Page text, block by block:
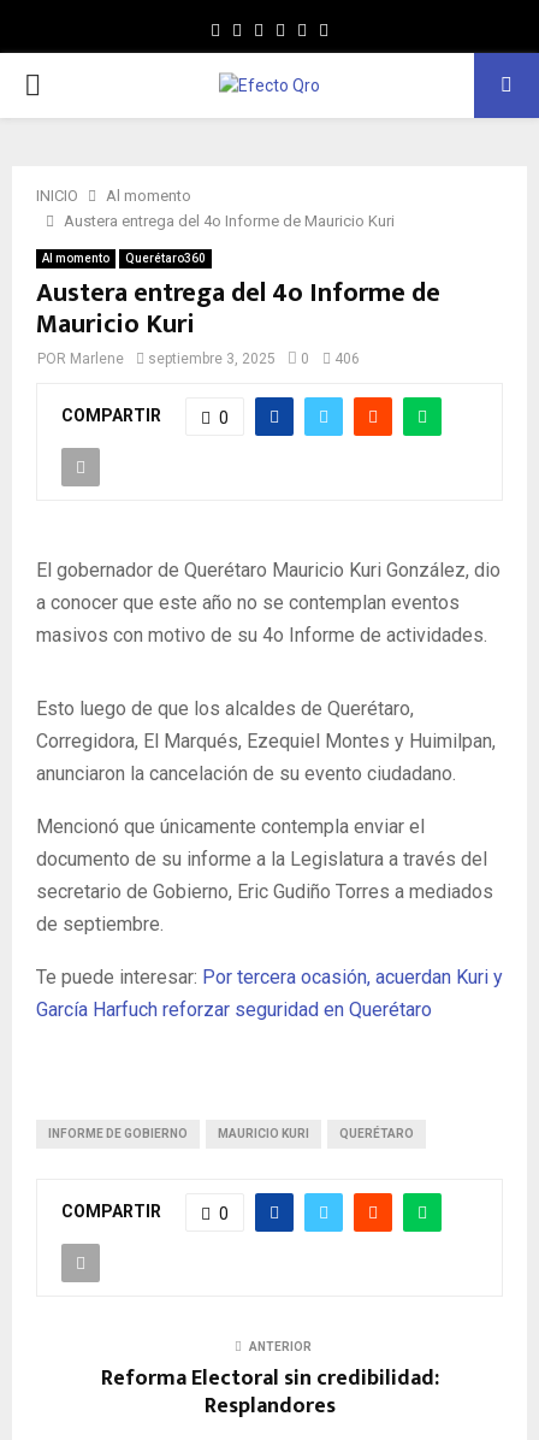
Facebook
TwitterInstagram
YoutubeWhatsapp
MENÚ
INICIO
Al momento
Austera entrega del 4o Informe de Mauricio Kuri
Al momento Querétaro360
Austera entrega del 4o Informe de
Mauricio Kuri
POR Marlene septiembre 3, 2025 0 406
COMPARTIR 0
El gobernador de Querétaro Mauricio Kuri González, dio
a conocer que este año no se contemplan eventos
masivos con motivo de su 4o Informe de actividades.
Esto luego de que los alcaldes de Querétaro,
Corregidora, El Marqués, Ezequiel Montes y Huimilpan,
anunciaron la cancelación de su evento ciudadano.
Mencionó que únicamente contempla enviar el
documento de su informe a la Legislatura a través del
secretario de Gobierno, Eric Gudiño Torres a mediados
de septiembre.
Te puede interesar: Por tercera ocasión, acuerdan Kuri y
García Harfuch reforzar seguridad en Querétaro
INFORME DE GOBIERNO MAURICIO KURI QUERÉTARO
COMPARTIR 0
ANTERIOR
Reforma Electoral sin credibilidad:
Resplandores